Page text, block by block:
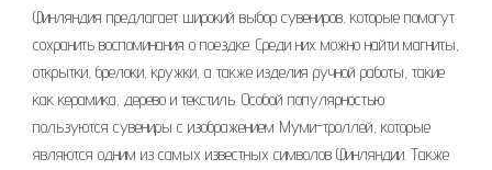
Финляндия предлагает широкий выбор сувениров, которые помогут
сохранить воспоминания о поездке. Среди них можно найти магниты,
открытки, брелоки, кружки, а также изделия ручной работы, такие
как керамика, дерево и текстиль. Особой популярностью
пользуются сувениры с изображением Муми-троллей, которые
являются одним из самых известных символов Финляндии. Также